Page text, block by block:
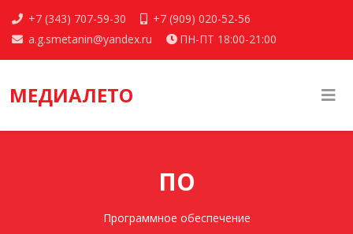
+7 (343) 707-59-30
+7 (909) 020-52-56
a.g.smetanin@yandex.ru
ПН-ПТ 18:00-21:00
МЕДИАЛЕТО
ПО
Программное обеспечение